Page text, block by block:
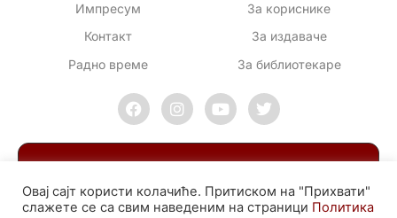
Импресум
Контакт
Радно време
За кориснике
За издаваче
За библиотекаре
Овај сајт користи колачиће. Притиском на "Прихвати"
слажете се са свим наведеним на страници Политика